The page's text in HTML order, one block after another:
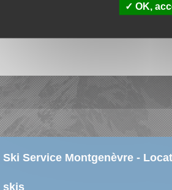
: le magasin est libre de
dans cette catégorie
Ski Service Montgenèvre -
skis
OK,